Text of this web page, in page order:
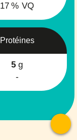
17 % VQ
Protéines
5 g
-